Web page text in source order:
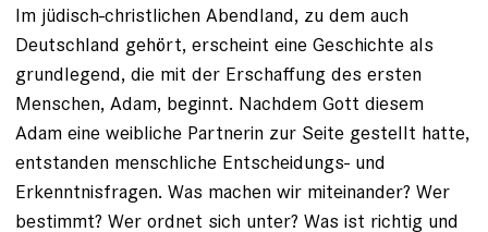
Im jüdisch-christlichen Abendland, zu dem auch
Deutschland gehört, erscheint eine Geschichte als
grundlegend, die mit der Erschaffung des ersten
Menschen, Adam, beginnt. Nachdem Gott diesem
Adam eine weibliche Partnerin zur Seite gestellt hatte,
entstanden menschliche Entscheidungs- und
Erkenntnisfragen. Was machen wir miteinander? Wer
bestimmt? Wer ordnet sich unter? Was ist richtig und